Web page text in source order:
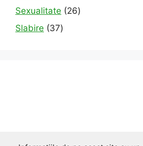
products
Sexualitate 2626
Slabire 3737